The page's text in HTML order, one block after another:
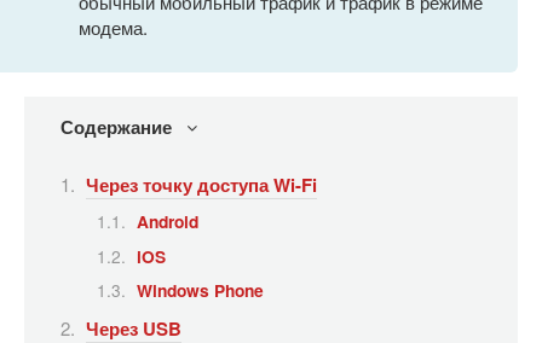
модема.
Содержание
Через точку доступа Wi-Fi
Android
iOS
Windows Phone
Через USB